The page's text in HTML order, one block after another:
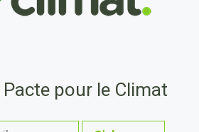
Pacte pour le Climat